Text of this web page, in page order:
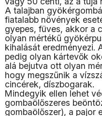
A talajban
fiatalabb növények
gyepes, füves, akkor a
olyan mértékű
kihalását eredményezi.
pedig olyan kártevők
alá bejutva ott olyan
hogy megszűnik a
cincérek, díszbogarak.
Mindegyik ellen lehet
gombaölőszeres
gombaölőszer), a pajor